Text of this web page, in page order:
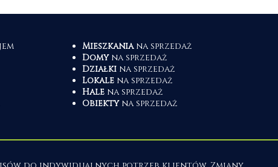
Mieszkaniana sprzedaż
Domyna sprzedaż
Działkina sprzedaż
Lokalena sprzedaż
Halena sprzedaż
Obiektyna sprzedaż